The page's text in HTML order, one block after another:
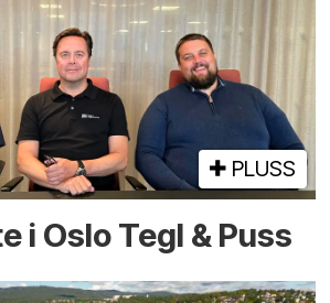
PLUSS
i Oslo Tegl & Puss